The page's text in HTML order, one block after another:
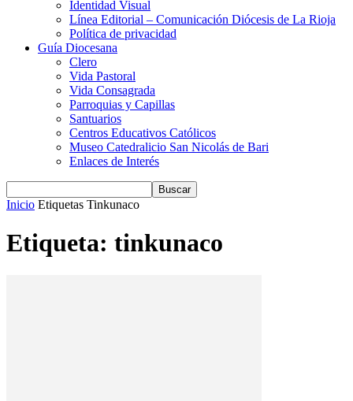
Identidad Visual
Línea Editorial – Comunicación Diócesis de La Rioja
Política de privacidad
Guía Diocesana
Clero
Vida Pastoral
Vida Consagrada
Parroquias y Capillas
Santuarios
Centros Educativos Católicos
Museo Catedralicio San Nicolás de Bari
Enlaces de Interés
Inicio Etiquetas Tinkunaco
Etiqueta: tinkunaco